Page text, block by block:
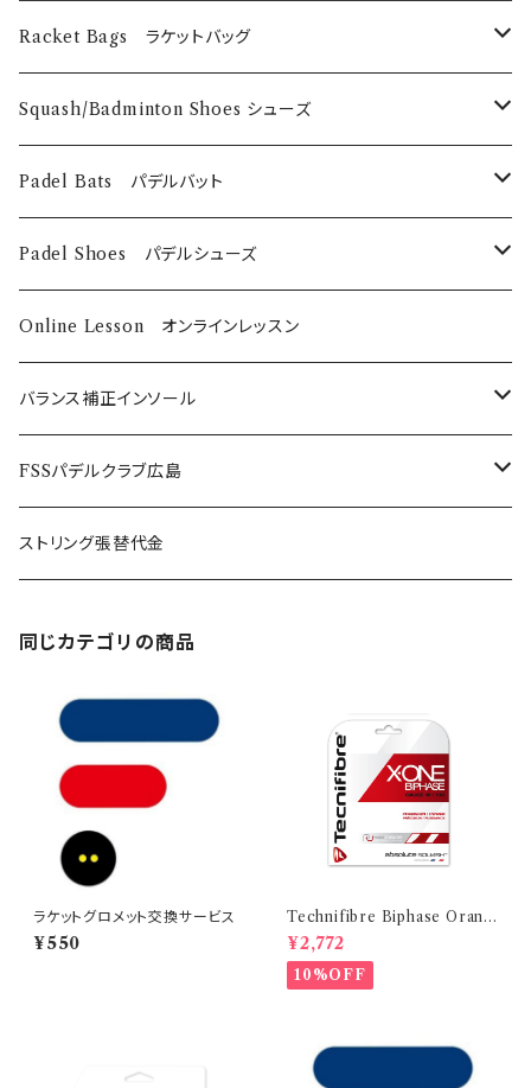
EyeRackets
メンズウェア
EyeRackets
DUNLOP
Technifibre
Unsquashable
Eye Wears
EyeRackets
Harrow
Grips
Strings
Racket Bags ラケットバッグ
​Harrow
EyeRackets
Squash/Badminton Shoes シューズ
EyeRackets
Babolat
Padel Bats パデルバット
DUNLOP
Babolat
Padel Shoes パデルシューズ
Bαbolat
Online Lesson オンラインレッスン
バランス補正インソール
ノンオーダーメイド
SUPER BLITZ
Platform-Sport フルオーダーメイド
FSSパデルクラブ広島
年間利用登録費
ストリング張替代金
同じカテゴリの商品
ラケットグロメット交換サービス
¥550
Technifibre Biphase Orang
e 1.18mm
¥2,772
10%OFF